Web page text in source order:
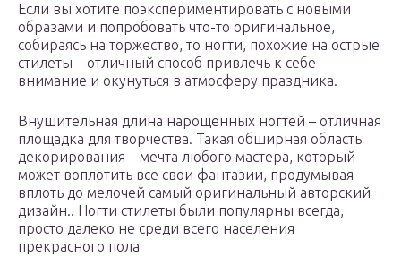
Если вы хотите поэкспериментировать с новыми
образами и попробовать что-то оригинальное,
собираясь на торжество, то ногти, похожие на острые
стилеты – отличный способ привлечь к себе
внимание и окунуться в атмосферу праздника.
Внушительная длина нарощенных ногтей – отличная
площадка для творчества. Такая обширная область
декорирования – мечта любого мастера, который
может воплотить все свои фантазии, продумывая
вплоть до мелочей самый оригинальный авторский
дизайн.. Ногти стилеты были популярны всегда,
просто далеко не среди всего населения
прекрасного пола